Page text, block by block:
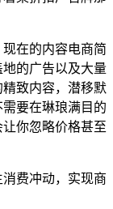
在的内容电商简
的广告以及大量
致内容，潜移默
要在琳琅满目的
你忽略价格甚至
费冲动，实现商